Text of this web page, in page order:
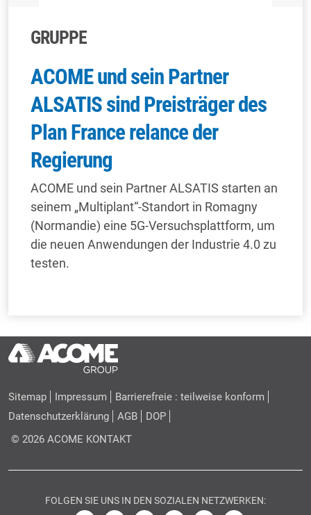
GRUPPE
ACOME und sein Partner
ALSATIS sind Preisträger des
Plan France relance der
Regierung
ACOME und sein Partner ALSATIS starten an
seinem „Multiplant“-Standort in Romagny
(Normandie) eine 5G-Versuchsplattform, um
die neuen Anwendungen der Industrie 4.0 zu
testen.
Sitemap Impressum
Barrierefreie : teilweise konform
Datenschutzerklärung
AGB
DOP
© 2026 ACOME KONTAKT
FOLGEN SIE UNS IN DEN SOZIALEN NETZWERKEN: